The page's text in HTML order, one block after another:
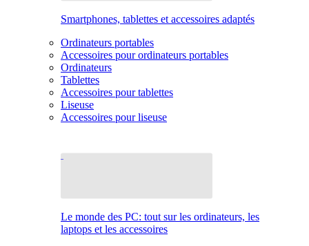
Smartphones, tablettes et accessoires adaptés
Ordinateurs portables
Accessoires pour ordinateurs portables
Ordinateurs
Tablettes
Accessoires pour tablettes
Liseuse
Accessoires pour liseuse
Le monde des PC: tout sur les ordinateurs, les
laptops et les accessoires